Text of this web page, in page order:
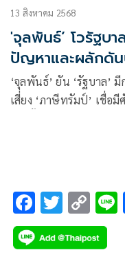
13 สิงหาคม 2568
'จุลพันธ์’ โวรัฐบ
ปัญหาและผลักดัน
‘จุลพันธ์’ ยัน ‘รัฐบาล’
เสี่ยง ‘ภาษีทรัมป์’ เชื่อ
F
ac
e
T
wi
tt
C
o
p